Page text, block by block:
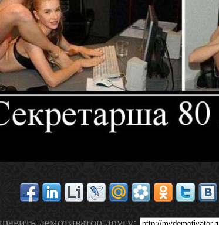
демотиватор другу: